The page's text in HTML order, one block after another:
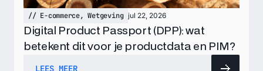
// E-commerce,Wetgeving jul 22, 2026
Digital Product Passport (DPP): wat
betekent dit voor je productdata en PIM?
LEES MEER